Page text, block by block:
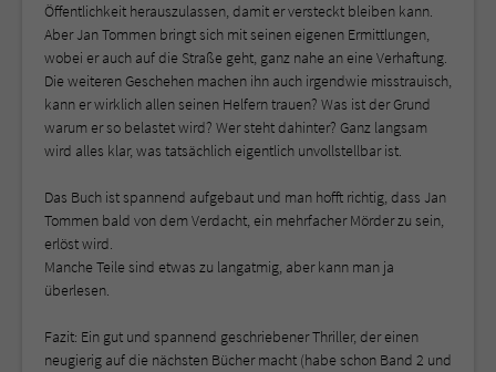
Öffentlichkeit herauszulassen, damit er versteckt bleiben kann.
Aber Jan Tommen bringt sich mit seinen eigenen Ermittlungen,
wobei er auch auf die Straße geht, ganz nahe an eine Verhaftung.
Die weiteren Geschehen machen ihn auch irgendwie misstrauisch,
kann er wirklich allen seinen Helfern trauen? Was ist der Grund
warum er so belastet wird? Wer steht dahinter? Ganz langsam
wird alles klar, was tatsächlich eigentlich unvollstellbar ist.
Das Buch ist spannend aufgebaut und man hofft richtig, dass Jan
Tommen bald von dem Verdacht, ein mehrfacher Mörder zu sein,
erlöst wird.
Manche Teile sind etwas zu langatmig, aber kann man ja
überlesen.
Fazit: Ein gut und spannend geschriebener Thriller, der einen
neugierig auf die nächsten Bücher macht (habe schon Band 2 und